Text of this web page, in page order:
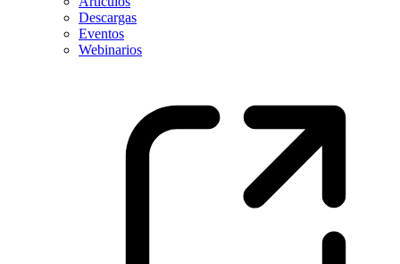
Descargas
Eventos
Webinarios